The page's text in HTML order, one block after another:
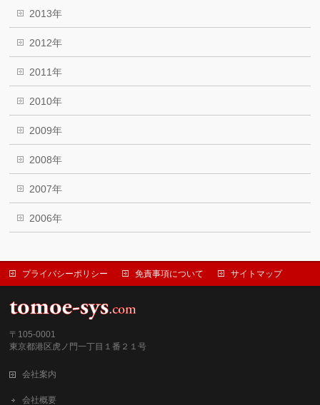
2013年
2012年
2011年
2010年
2009年
2008年
2007年
2006年
プライバシーポリシー 免責事項について サイトマップ
〒105-0001
東京都港区虎ノ門一丁目１番２１号
会社案内
会社概要